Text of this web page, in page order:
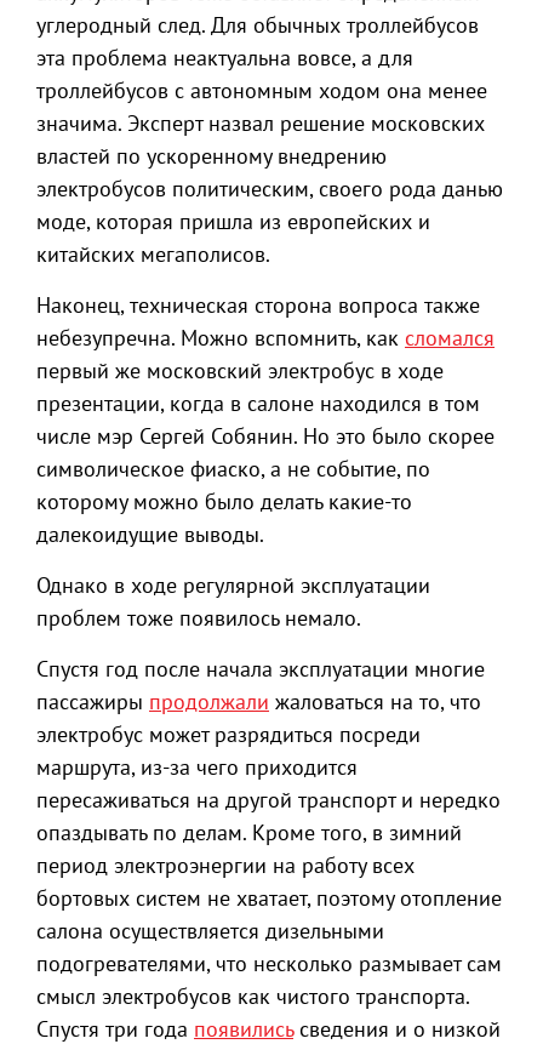
углеродный след. Для обычных троллейбусов
эта проблема неактуальна вовсе, а для
троллейбусов с автономным ходом она менее
значима. Эксперт назвал решение московских
властей по ускоренному внедрению
электробусов политическим, своего рода данью
моде, которая пришла из европейских и
китайских мегаполисов.
Наконец, техническая сторона вопроса также
небезупречна. Можно вспомнить, как сломался
первый же московский электробус в ходе
презентации, когда в салоне находился в том
числе мэр Сергей Собянин. Но это было скорее
символическое фиаско, а не событие, по
которому можно было делать какие-то
далекоидущие выводы.
Однако в ходе регулярной эксплуатации
проблем тоже появилось немало.
Спустя год после начала эксплуатации многие
пассажиры продолжали жаловаться на то, что
электробус может разрядиться посреди
маршрута, из-за чего приходится
пересаживаться на другой транспорт и нередко
опаздывать по делам. Кроме того, в зимний
период электроэнергии на работу всех
бортовых систем не хватает, поэтому отопление
салона осуществляется дизельными
подогревателями, что несколько размывает сам
смысл электробусов как чистого транспорта.
Спустя три года появилисьсведения и о низкой